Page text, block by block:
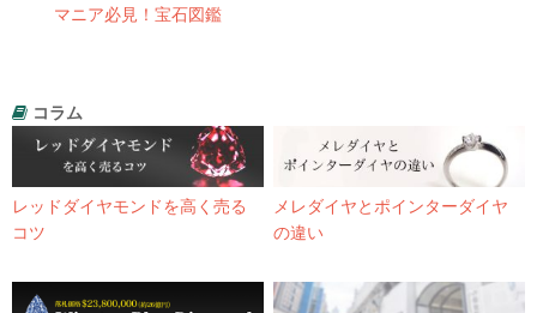
マニア必見！宝石図鑑
コラム
レッドダイヤモンドを高く売る
コツ
メレダイヤとポインターダイヤ
の違い